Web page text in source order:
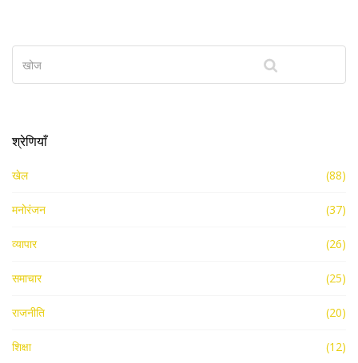
श्रेणियाँ
खेल (88)
मनोरंजन (37)
व्यापार (26)
समाचार (25)
राजनीति (20)
शिक्षा (12)